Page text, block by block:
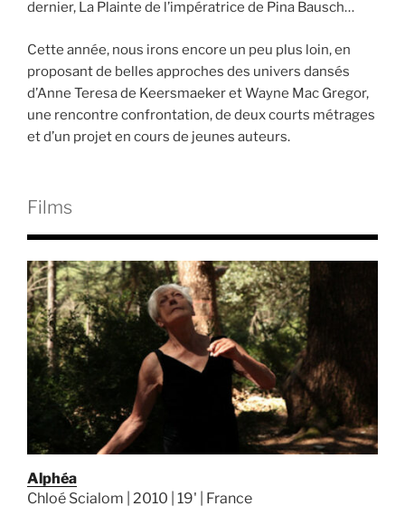
dernier, La Plainte de l’impératrice de Pina Bausch…
Cette année, nous irons encore un peu plus loin, en
proposant de belles approches des univers dansés
d’Anne Teresa de Keersmaeker et Wayne Mac Gregor,
une rencontre confrontation, de deux courts métrages
et d’un projet en cours de jeunes auteurs.
Films
Alphéa
Chloé Scialom | 2010 | 19' | France